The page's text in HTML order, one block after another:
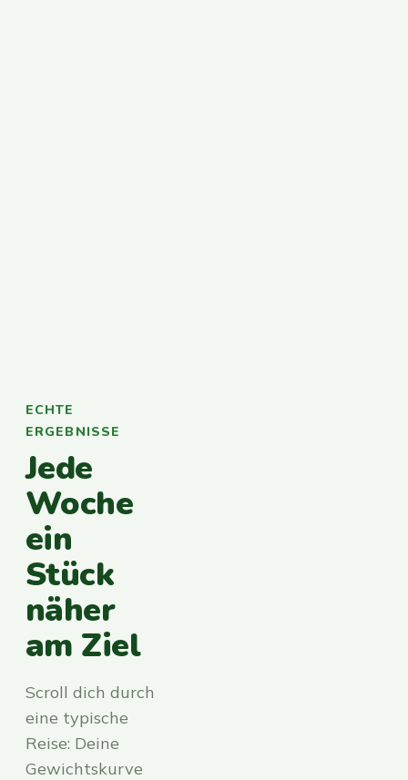
ECHTE
ERGEBNISSE
Jede
Woche
ein
Stück
näher
am Ziel
Scroll dich durch
eine typische
Reise: Deine
Gewichtskurve